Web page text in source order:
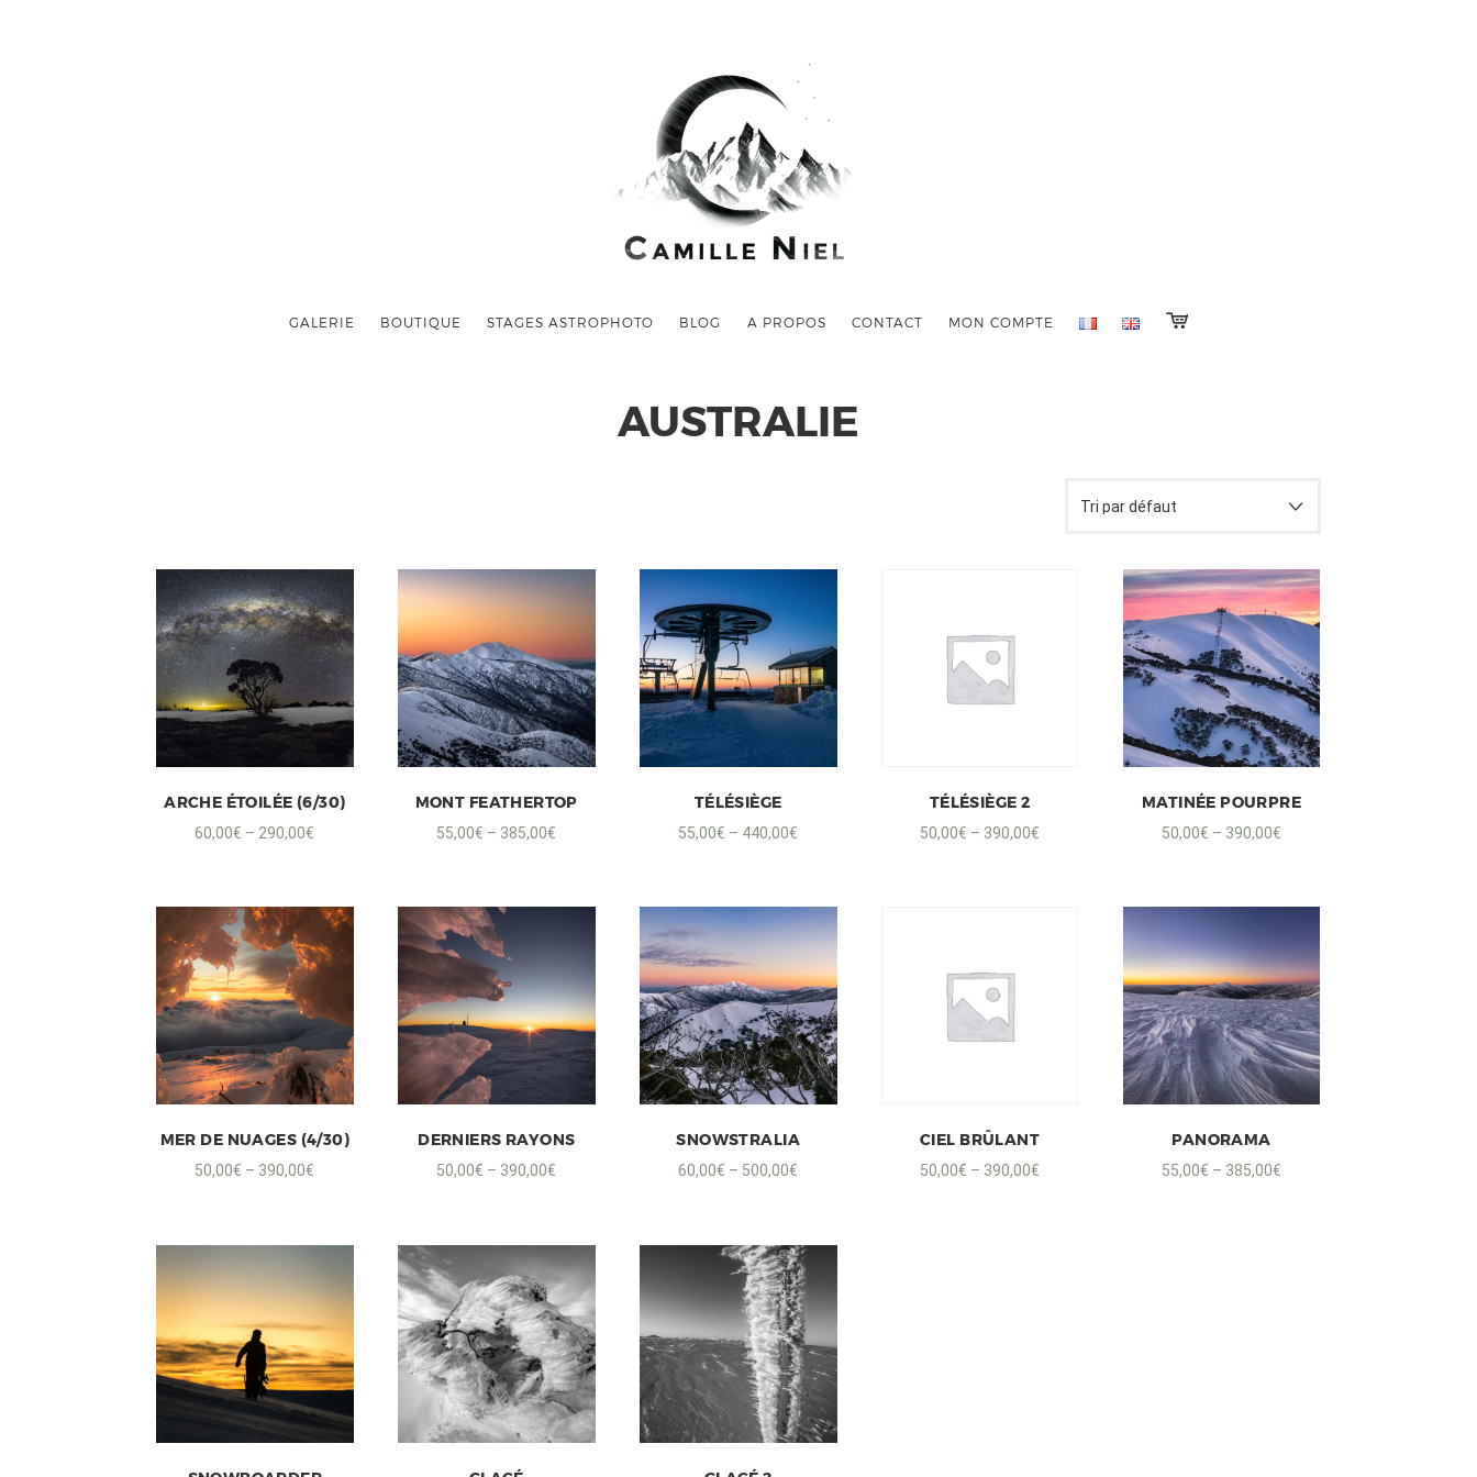
GALERIE BOUTIQUE STAGES ASTROPHOTO BLOG A PROPOS CONTACT MON COMPTE
AUSTRALIE
ARCHE ÉTOILÉE (6/30)
60,00€ – 290,00€
MONT FEATHERTOP
55,00€ – 385,00€
TÉLÉSIÈGE
55,00€ – 440,00€
TÉLÉSIÈGE 2
50,00€ – 390,00€
MATINÉE POURPRE
50,00€ – 390,00€
MER DE NUAGES (4/30)
50,00€ – 390,00€
DERNIERS RAYONS
50,00€ – 390,00€
SNOWSTRALIA
60,00€ – 500,00€
CIEL BRÛLANT
50,00€ – 390,00€
PANORAMA
55,00€ – 385,00€